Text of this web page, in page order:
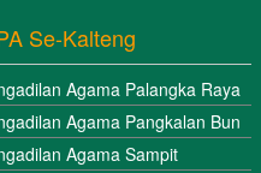
Se-Kalteng
Agama Palangka Raya
Agama Pangkalan Bun
Agama Sampit